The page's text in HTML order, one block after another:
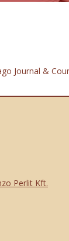
Perlit Kft.